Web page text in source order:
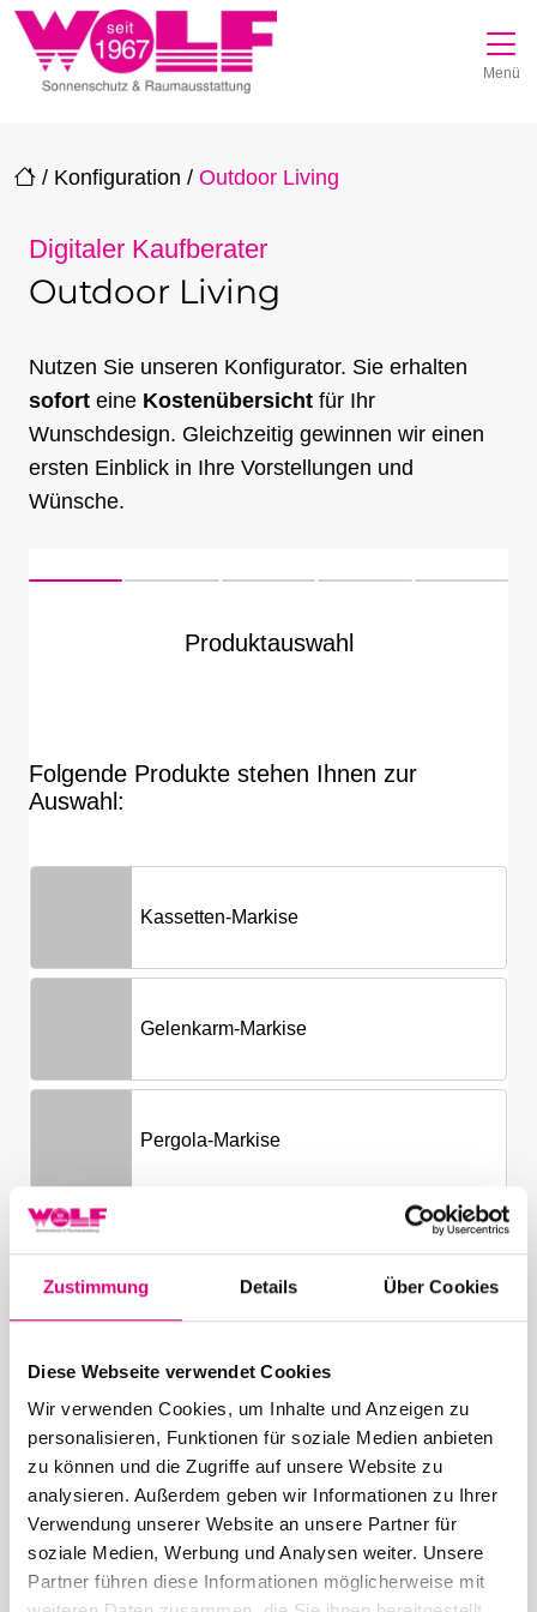
Zustimmung Details Über Cookies
Diese Webseite verwendet Cookies
Wir verwenden Cookies, um Inhalte und Anzeigen zu
personalisieren, Funktionen für soziale Medien anbieten
zu können und die Zugriffe auf unsere Website zu
analysieren. Außerdem geben wir Informationen zu Ihrer
Verwendung unserer Website an unsere Partner für
soziale Medien, Werbung und Analysen weiter. Unsere
Partner führen diese Informationen möglicherweise mit
zur Top-Navigation
zur Hauptnavigation
Inhalt springen
zum Footer
Hauptnavigation Menü
/ Konfiguration / Outdoor Living
Digitaler Kaufberater
Outdoor Living
Nutzen Sie unseren Konfigurator. Sie erhalten
sofort eine Kostenübersicht für Ihr
Wunschdesign. Gleichzeitig gewinnen wir einen
ersten Einblick in Ihre Vorstellungen und
Wünsche.